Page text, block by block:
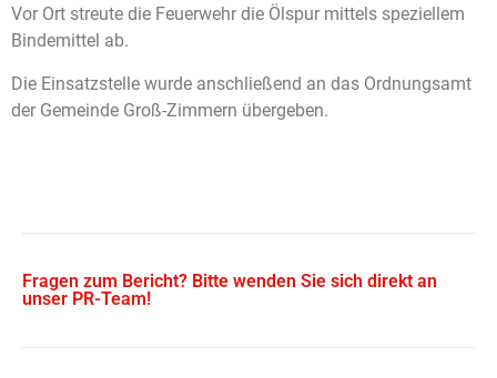
Vor Ort streute die Feuerwehr die Ölspur mittels speziellem
Bindemittel ab.
Die Einsatzstelle wurde anschließend an das Ordnungsamt
der Gemeinde Groß-Zimmern übergeben.
Fragen zum Bericht? Bitte wenden Sie sich direkt an
unser PR-Team!